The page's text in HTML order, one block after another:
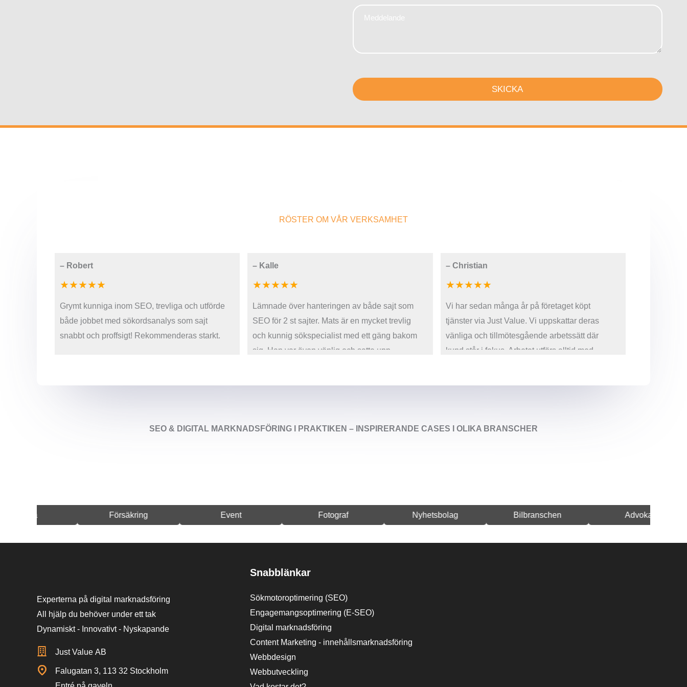
*
Meddelande
RÖSTER OM VÅR VERKSAMHET
– Robert
★★★★★
Grymt kunniga inom SEO, trevliga och utförde
både jobbet med sökordsanalys som sajt
snabbt och proffsigt! Rekommenderas starkt.
– Kalle
★★★★★
Lämnade över hanteringen av både sajt som
SEO för 2 st sajter. Mats är en mycket trevlig
och kunnig sökspecialist med ett gäng bakom
sig. Han var även vänlig och satte upp
resultat!
– Christian
★★★★★
Vi har sedan många år på företaget köpt
tjänster via Just Value. Vi uppskattar deras
vänliga och tillmötesgående arbetssätt där
kund står i fokus. Arbetet utförs alltid med
SEO & DIGITAL MARKNADSFÖRING I PRAKTIKEN – INSPIRERANDE CASES I OLIKA BRANSCHER
Försäkring Nyhetsbolag Bilbranschen
Experterna på digital marknadsföring
All hjälp du behöver under ett tak
Dynamiskt - Innovativt - Nyskapande
Just Value AB
Falugatan 3, 113 32 Stockholm
Snabblänkar
Sökmotoroptimering (SEO)
Engagemangsoptimering (E-SEO)
Digital marknadsföring
Content Marketing - innehållsmarknadsföring
Webbdesign
Webbutveckling